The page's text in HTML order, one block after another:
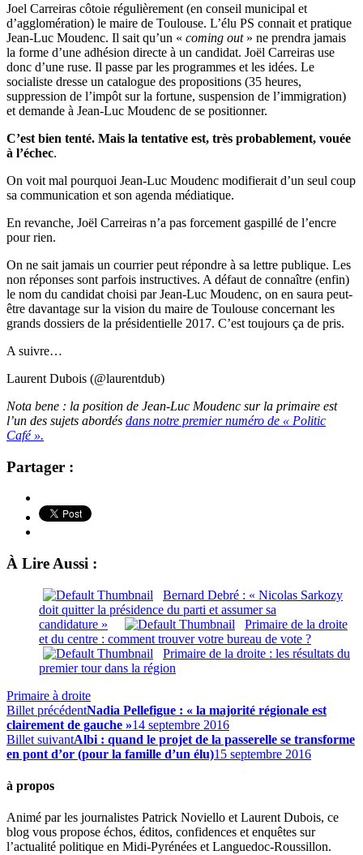
Joel Carreiras côtoie régulièrement (en conseil municipal et
d’agglomération) le maire de Toulouse. L’élu PS connait et pratique
Jean-Luc Moudenc. Il sait qu’un « coming out» ne prendra jamais
la forme d’une adhésion directe à un candidat. Joël Carreiras use
donc d’une ruse. Il passe par les programmes et les idées. Le
socialiste dresse un catalogue des propositions (35 heures,
suppression de l’impôt sur la fortune, suspension de l’immigration)
et demande à Jean-Luc Moudenc de se positionner.
C’est bien tenté. Mais la tentative est, très probablement, vouée
à l’échec.
On voit mal pourquoi Jean-Luc Moudenc modifierait d’un seul coup
sa communication et son agenda médiatique.
En revanche, Joël Carreiras n’a pas forcement gaspillé de l’encre
pour rien.
On ne sait jamais un courrier peut répondre à sa lettre publique. Les
non réponses sont parfois instructives. A défaut de connaître (enfin)
le nom du candidat choisi par Jean-Luc Moudenc, on en saura peut-
être davantage sur la vision du maire de Toulouse concernant les
grands dossiers de la présidentielle 2017. C’est toujours ça de pris.
A suivre…
Laurent Dubois (@laurentdub)
Nota bene : la position de Jean-Luc Moudenc sur la primaire est
l’un des sujets abordés dans notre premier numéro de « Politic
Café ».
Partager :
À Lire Aussi :
Bernard Debré : « Nicolas Sarkozy
doit quitter la présidence du parti et assumer sa
candidature »
Primaire de la droite
et du centre : comment trouver votre bureau de vote ?
Primaire de la droite : les résultats du
premier tour dans la région
Primaire à droite
Billet précédentNadia Pellefigue : « la majorité régionale est
clairement de gauche »14 septembre 2016
Billet suivantAlbi : quand le projet de la passerelle se transforme
en pont d’or (pour la famille d’un élu)15 septembre 2016
à propos
Animé par les journalistes Patrick Noviello et Laurent Dubois, ce
blog vous propose échos, éditos, confidences et enquêtes sur
l’actualité politique en Midi-Pyrénées et Languedoc-Roussillon.